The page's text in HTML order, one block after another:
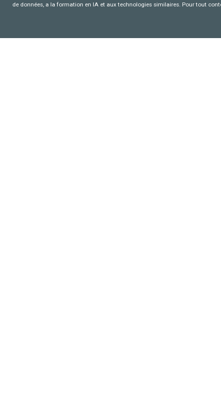
de données, a la formation en IA et aux technologies similaires. Pour tout